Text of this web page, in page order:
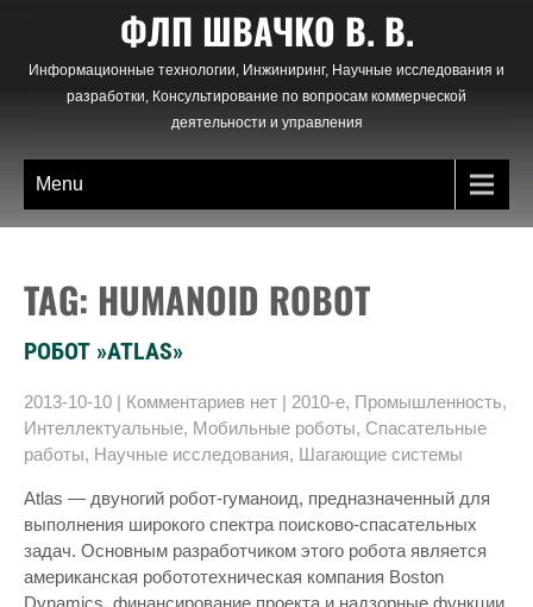
content
ФЛП ШВАЧКО В. В.
Информационные технологии, Инжиниринг, Научные исследования и
разработки, Консультирование по вопросам коммерческой
деятельности и управления
Menu
TAG: HUMANOID ROBOT
РОБОТ »ATLAS»
2013-10-10 | Комментариев нет | 2010-е, Промышленность,
Интеллектуальные, Мобильные роботы, Спасательные
работы, Научные исследования, Шагающие системы
Atlas — двуногий робот-гуманоид, предназначенный для
выполнения широкого спектра поисково-спасательных
задач. Основным разработчиком этого робота является
американская робототехническая компания Boston
Dynamics, финансирование проекта и надзорные функции